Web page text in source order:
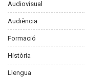
Audiovisual
Audiència
Formació
Història
Llengua